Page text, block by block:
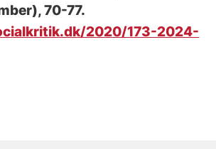
70-77.
2020/173-2024-